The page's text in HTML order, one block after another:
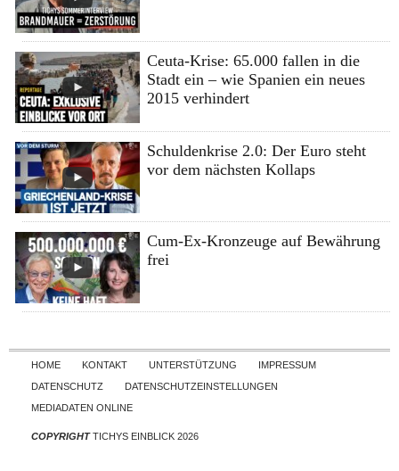
Ceuta-Krise: 65.000 fallen in die
Stadt ein – wie Spanien ein neues
2015 verhindert
Schuldenkrise 2.0: Der Euro steht
vor dem nächsten Kollaps
Cum-Ex-Kronzeuge auf Bewährung
frei
Skip to content
HOME KONTAKT UNTERSTÜTZUNG
IMPRESSUM
DATENSCHUTZ
DATENSCHUTZEINSTELLUNGEN
MEDIADATEN ONLINE
COPYRIGHTTICHYS EINBLICK 2026